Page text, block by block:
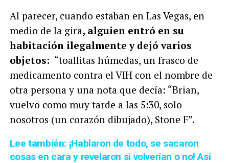
Al parecer, cuando estaban en Las Vegas, en
medio de la gira, alguien entró en su
habitación ilegalmente y dejó varios
objetos: “toallitas húmedas, un frasco de
medicamento contra el VIH con el nombre de
otra persona y una nota que decía: “Brian,
vuelvo como muy tarde a las 5:30, solo
nosotros (un corazón dibujado), Stone F”.
Lee también: ¡Hablaron de todo, se sacaron
cosas en cara y revelaron si volverían o no! Así